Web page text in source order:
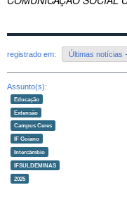
registrado em: Últimas notícias
Assunto(s):
Educação
Extensão
Campus Ceres
IF Goiano
Intercâmbio
IFSULDEMINAS
2025